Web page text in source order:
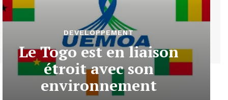
DEVELOPPEMENT
Le Togo est en liaison
étroit avec son
environnement